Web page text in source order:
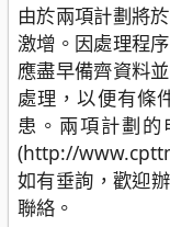
由於兩項計劃將
激增。因處理程
應盡早備齊資料
處理，以便有條
患。兩項計劃
(http://
如有垂詢，歡迎
聯絡。